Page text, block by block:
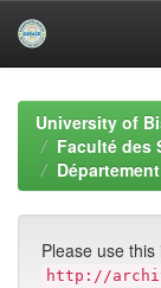
navigationUniversity of
Faculté des
Please use
http://